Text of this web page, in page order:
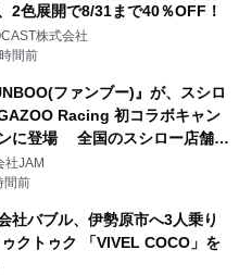
2色展開で8/31まで40％OFF！
株式会社
間前
ファンブー)』が、スシロ
Racing 初コラボキャン
に登場 全国のスシロー店舗で
種の FUNBOO(ミニカー)付き
ーが展開されます
社JAM
間前
社バブル、伊勢原市へ3人乗り
クトゥク 「VIVEL COCO」を